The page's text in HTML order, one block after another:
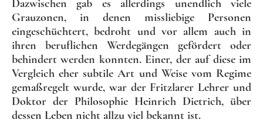
Dazwischen gab es allerdings unendlich viele
Grauzonen, in denen missliebige Personen
eingeschüchtert, bedroht und vor allem auch in
ihren beruflichen Werdegängen gefördert oder
behindert werden konnten. Einer, der auf diese im
Vergleich eher subtile Art und Weise vom Regime
gemaßregelt wurde, war der Fritzlarer Lehrer und
Doktor der Philosophie Heinrich Dietrich, über
dessen Leben nicht allzu viel bekannt ist.